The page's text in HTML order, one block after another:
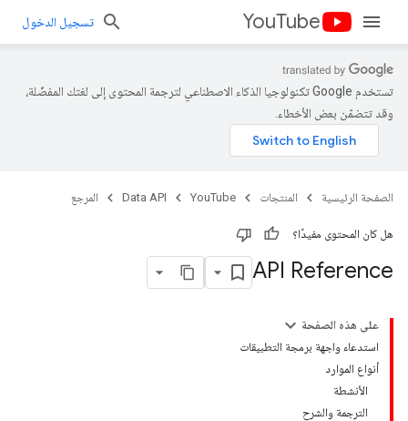
YouTube تسجيل الدخول
تستخدم Google تكنولوجيا الذكاء الاصطناعي لترجمة المحتوى إلى لغتك المفضّلة،
وقد تتضمّن بعض الأخطاء.
الصفحة الرئيسية المنتجات YouTube
Data API المرجع
هل كان المحتوى مفيدًا؟
API Reference
على هذه الصفحة
استدعاء واجهة برمجة التطبيقات
أنواع الموارد
الأنشطة
الترجمة والشرح